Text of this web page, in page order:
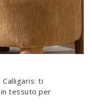
ti
tessuto per